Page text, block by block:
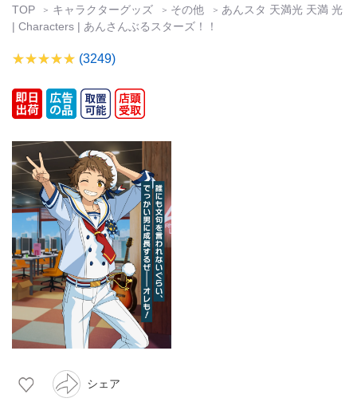
TOP キャラクターグッズ その他
あんスタ 天満光 天満 光
| Characters | あんさんぶるスターズ！！
(3249)
シェア